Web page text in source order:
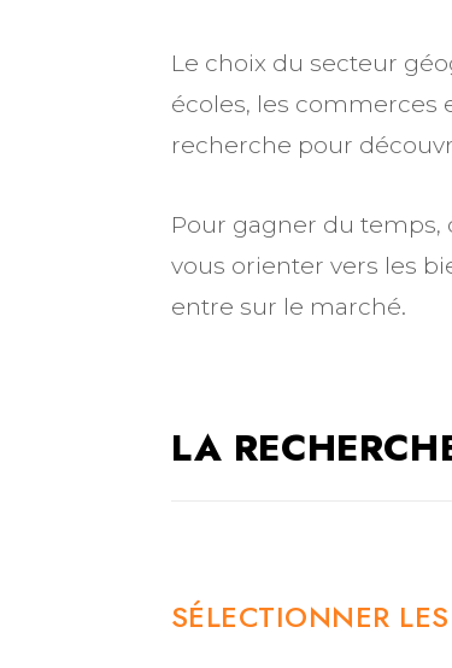
Le choix du secteur
écoles, les commerces
recherche pour
Pour gagner du temps,
vous orienter vers les
entre sur le marché.
LA
SÉLECTIONNER